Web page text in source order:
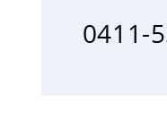
0411-